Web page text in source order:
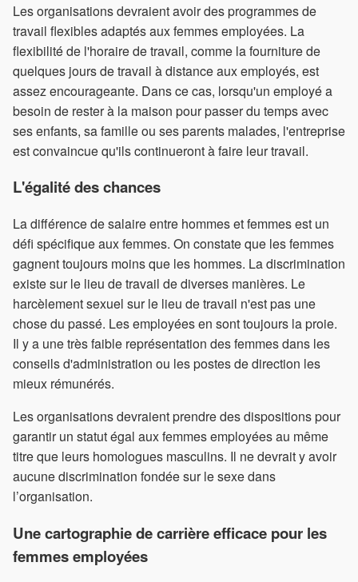
Les organisations devraient avoir des programmes de
travail flexibles adaptés aux femmes employées. La
flexibilité de l'horaire de travail, comme la fourniture de
quelques jours de travail à distance aux employés, est
assez encourageante. Dans ce cas, lorsqu'un employé a
besoin de rester à la maison pour passer du temps avec
ses enfants, sa famille ou ses parents malades, l'entreprise
est convaincue qu'ils continueront à faire leur travail.
L'égalité des chances
La différence de salaire entre hommes et femmes est un
défi spécifique aux femmes. On constate que les femmes
gagnent toujours moins que les hommes. La discrimination
existe sur le lieu de travail de diverses manières. Le
harcèlement sexuel sur le lieu de travail n'est pas une
chose du passé. Les employées en sont toujours la proie.
Il y a une très faible représentation des femmes dans les
conseils d'administration ou les postes de direction les
mieux rémunérés.
Les organisations devraient prendre des dispositions pour
garantir un statut égal aux femmes employées au même
titre que leurs homologues masculins. Il ne devrait y avoir
aucune discrimination fondée sur le sexe dans
l’organisation.
Une cartographie de carrière efficace pour les
femmes employées